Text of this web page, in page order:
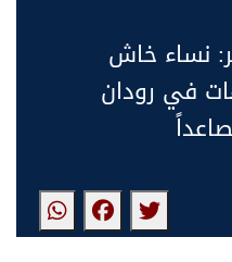
نساء خاش
في رودان